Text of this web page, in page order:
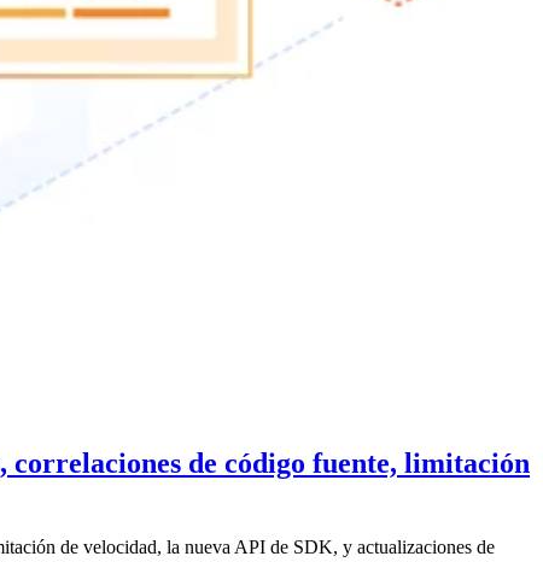
de código fuente, limitación
de velocidad, la nueva API de SDK, y actualizaciones de